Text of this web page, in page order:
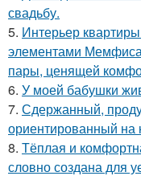
свадьбу.
5. Интерьер
элементами
пары, ценящей
6. У моей бабушки
7. Сдержанный,
ориентированный на
8. Тёплая и
словно создана для